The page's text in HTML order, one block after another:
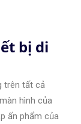
bị di
trên tất cả
hình của
ấn phẩm của